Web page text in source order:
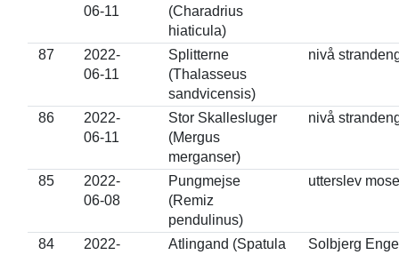
06-11
(Charadrius
hiaticula)
87
2022-
06-11
Splitterne
(Thalasseus
sandvicensis)
nivå
86
2022-
06-11
Stor Skallesluger
(Mergus
merganser)
nivå
85
2022-
06-08
Pungmejse
(Remiz
pendulinus)
utterslev mose
84 2022- Atlingand (Spatula Solbjerg